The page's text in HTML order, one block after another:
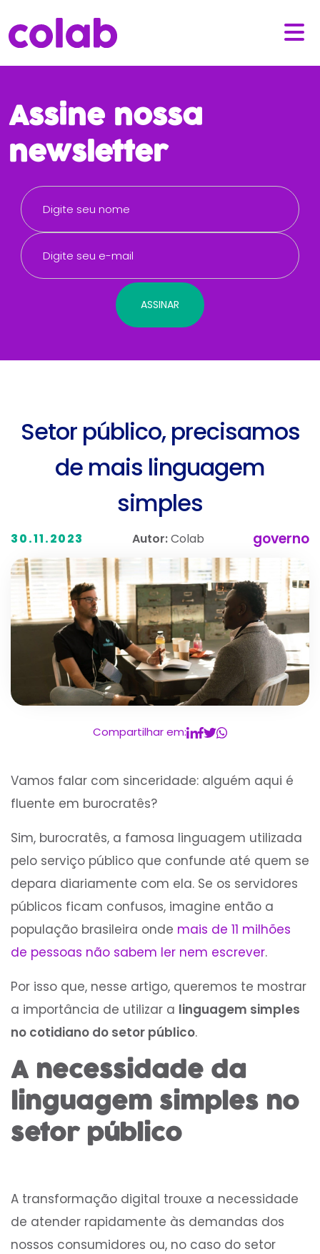
Assine nossa
newsletter
Setor público, precisamos
de mais linguagem
simples
30.11.2023 Autor:Colab governo
Compartilhar em:
Vamos falar com sinceridade: alguém aqui é
fluente em burocratês?
Sim, burocratês, a famosa linguagem utilizada
pelo serviço público que confunde até quem se
depara diariamente com ela. Se os servidores
públicos ficam confusos, imagine então a
população brasileira onde mais de 11 milhões
de pessoas não sabem ler nem escrever.
Por isso que, nesse artigo, queremos te mostrar
a importância de utilizar a linguagem simples
no cotidiano do setor público.
A necessidade da
linguagem simples no
setor público
A transformação digital trouxe a necessidade
de atender rapidamente às demandas dos
nossos consumidores ou, no caso do setor